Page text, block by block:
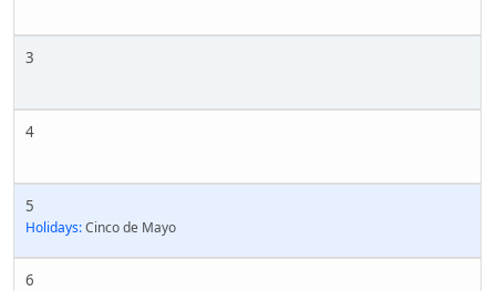
3
4
5
Holidays:Cinco de Mayo
6